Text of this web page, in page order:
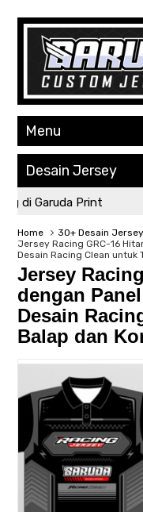
Menu
Desain Jersey
di Garuda Print
Home
30+ Desain
Jersey Racing GRC-16
Desain Racing Clean untuk
Jersey
dengan
Desain
Balap dan